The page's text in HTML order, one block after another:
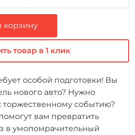
корзину
товар в 1 клик
особой подготовки! Вы
нового авто? Нужно
торжественному событию?
вам превратить
в умопомрачительный